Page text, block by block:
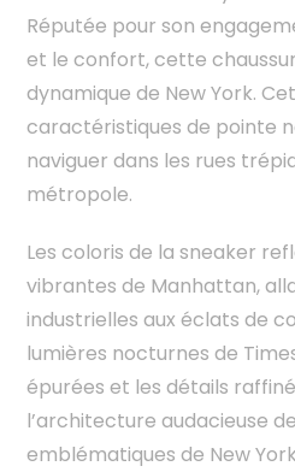
Réputée pour son
et le confort, cette
dynamique de New York.
caractéristiques de pointe
naviguer dans les rues
métropole.
Les coloris de la sneaker
vibrantes de Manhattan,
industrielles aux éclats de
lumières nocturnes de
épurées et les détails
l’architecture audacieuse
emblématiques de New